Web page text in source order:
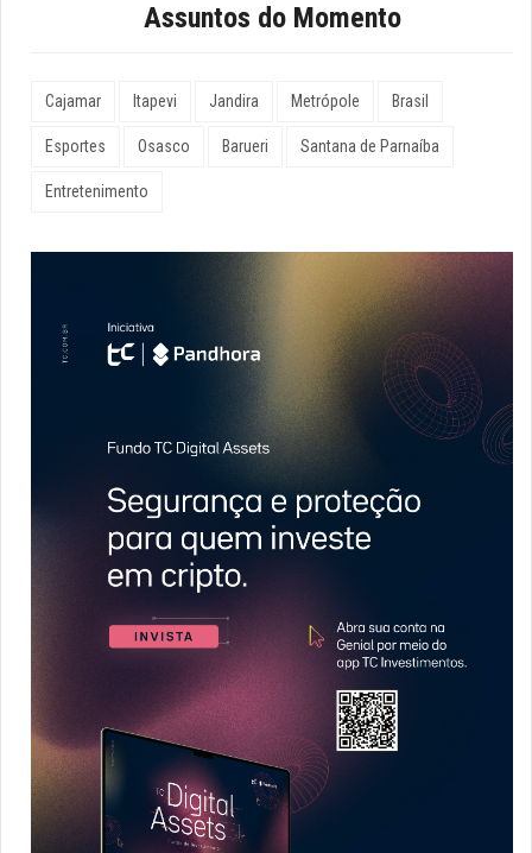
Assuntos do Momento
Cajamar Itapevi Jandira Metrópole Brasil
Esportes Osasco Barueri Santana de Parnaíba
Entretenimento